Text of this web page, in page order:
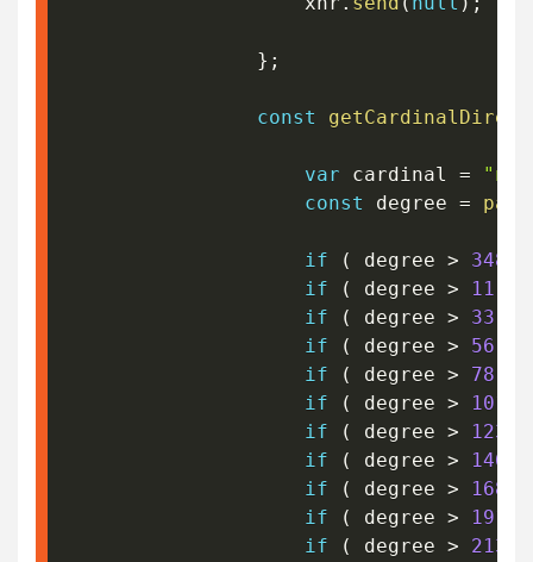
} ;
const
var cardinal =
const
degree =
if ( degree >
348.5
if
( degree > 11
if
( degree > 33.5
if
( degree > 56
if
( degree > 78.5
if
( degree > 101
if
( degree >
123.5
if
( degree > 146
if
( degree >
168.5
if
( degree > 191
if
( degree >
213.5